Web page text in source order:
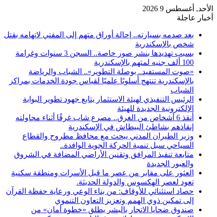
الأحد, أغسطس 9 2026
أخبار عاجلة
بعد صدمه بسيارته.. إحالة أوراق متهم إلى المفتي لاتهامه بقتل
شخص بالإسكندرية
بسبب تهديدها بنشر صور خاصة.. السجن 3 سنوات وغرامة
100 ألف جنيه لمتهم بالإسكندرية
«صوت المستفيد.. بوصلة التطوير».. الشباب والرياضة
بالإسكندرية تنتهج أسلوبًا علميًا لقياس جودة الخدمات بمراكز
الشباب
الرئيس التنفيذي لهيئة الاستثمار يتابع جهود تطوير البوابة
الإلكترونية الجديدة للهيئة
أنقذ 6 أشخاص من الغرق.. مصرع شاب غرقًا أثناء محاولته
إنقاذهم بشاطئ البيطاش في الإسكندرية
وزير الطيران المدني يبحث مع محافظ مطروح والقطاع
السياحي سبل تنمية الحركة الجوية الوافدة..
متابعة تنفيذ المرافق وتقنين الأراضي المضافة في الشروق
والعبور الجديدة
العثور على مقابر من عصر ما قبل الأسرات ومنطقة سكنية
تعود لعصر الهكسوس والدولة الحديثة.
حصاد استثنائي للأوقاف: من بناء الوعي ورعاية حفظة القرآن
إلى تمكين ذوي الهمم وتعزيز التعاون التنموي
صندوق ضحايا الاتجار بالبشر يطلق «خطوة أمان» من